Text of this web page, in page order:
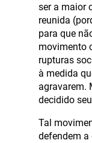
ser a maior
reunida
para que
movimento
rupturas
à medida
agravarem.
decidido
Tal
defendem a